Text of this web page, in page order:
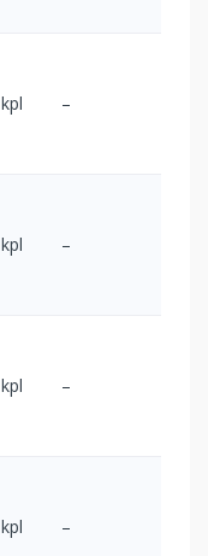
kpl –
kpl –
kpl –
kpl –